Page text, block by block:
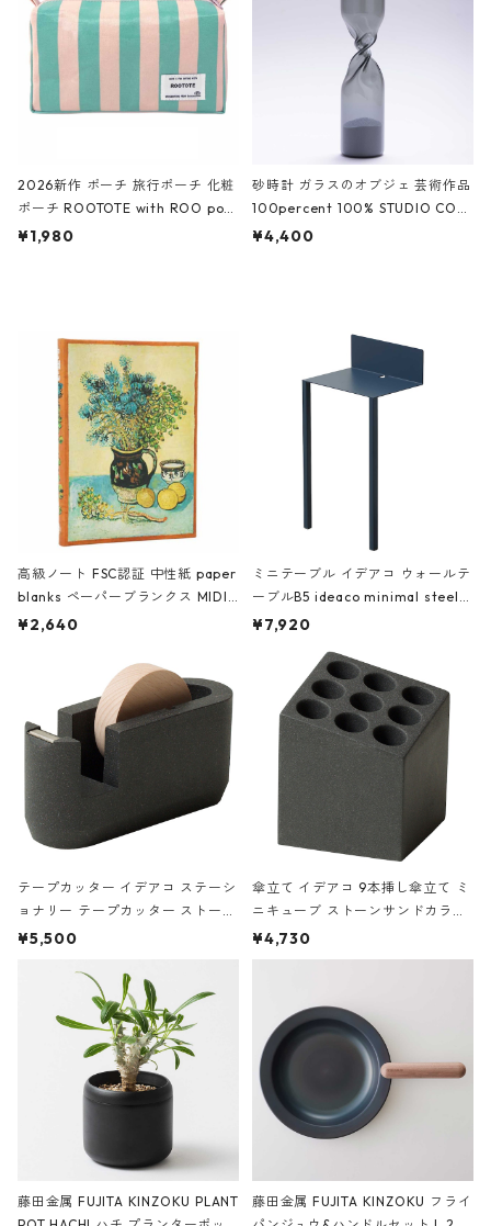
ーガンディー、オフホワイト
2026新作 ポーチ 旅行ポーチ 化粧
ポーチ ROOTOTE with ROO pou
ch 3532 ルートート WR.ポーチ.ラ
¥1,980
砂時計 ガラスのオブジェ 芸術作品
100percent 100% STUDIO COH
AKU Timeless 100パーセント ス
¥4,400
高級ノート FSC認証 中性紙 paper
blanks ペーパーブランクス MIDI
ハードカバー 罫線 ヴァン・ゴッホ
¥2,640
ミニテーブル イデアコ ウォールテ
ーブルB5 ideaco minimal steel f
urniture WALL Table B5 ネイビー
¥7,920
テープカッター イデアコ ステーシ
ョナリー テープカッター ストーン
サンドカラー 石調 ideaco Station
¥5,500
傘立て イデアコ 9本挿し傘立て ミ
ニキューブ ストーンサンドカラー
石調 ideaco Umbrella Stand CUB
E ストーンサンドブラック
¥4,730
藤田金属 FUJITA KINZOKU PLANT
藤田金属 FUJITA KINZOKU フライ